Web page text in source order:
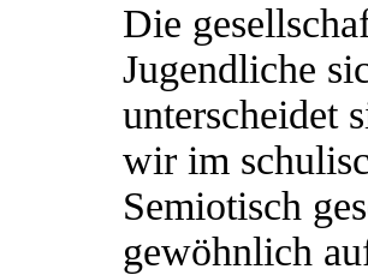
Die
Jugendliche
unterscheidet
wir im
Semiotisch
gewöhnlich